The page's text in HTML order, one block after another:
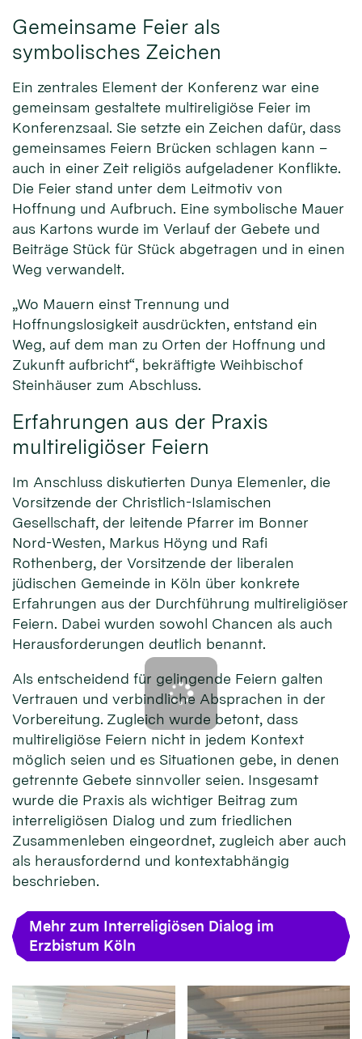
Gemeinsame Feier als
symbolisches Zeichen
Ein zentrales Element der Konferenz war eine
gemeinsam gestaltete multireligiöse Feier im
Konferenzsaal. Sie setzte ein Zeichen dafür, dass
gemeinsames Feiern Brücken schlagen kann –
auch in einer Zeit religiös aufgeladener Konflikte.
Die Feier stand unter dem Leitmotiv von
Hoffnung und Aufbruch. Eine symbolische Mauer
aus Kartons wurde im Verlauf der Gebete und
Beiträge Stück für Stück abgetragen und in einen
Weg verwandelt.
„Wo Mauern einst Trennung und
Hoffnungslosigkeit ausdrückten, entstand ein
Weg, auf dem man zu Orten der Hoffnung und
Zukunft aufbricht“, bekräftigte Weihbischof
Steinhäuser zum Abschluss.
Erfahrungen aus der Praxis
multireligiöser Feiern
Im Anschluss diskutierten Dunya Elemenler, die
Vorsitzende der Christlich-Islamischen
Gesellschaft, der leitende Pfarrer im Bonner
Nord-Westen, Markus Höyng und Rafi
Rothenberg, der Vorsitzende der liberalen
jüdischen Gemeinde in Köln über konkrete
Erfahrungen aus der Durchführung multireligiöser
Feiern. Dabei wurden sowohl Chancen als auch
Herausforderungen deutlich benannt.
Als entscheidend für gelingende Feiern galten
Vertrauen und verbindliche Absprachen in der
Vorbereitung. Zugleich wurde betont, dass
multireligiöse Feiern nicht in jedem Kontext
möglich seien und es Situationen gebe, in denen
getrennte Gebete sinnvoller seien. Insgesamt
wurde die Praxis als wichtiger Beitrag zum
interreligiösen Dialog und zum friedlichen
Zusammenleben eingeordnet, zugleich aber auch
als herausfordernd und kontextabhängig
beschrieben.
Mehr zum Interreligiösen Dialog im
Erzbistum Köln